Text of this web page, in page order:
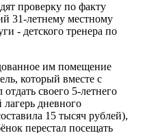
проверку по факту
31-летнему местному
- детского тренера по
им помещение
который вместе с
своего 5-летнего
дневного
15 тысяч рублей),
перестал посещать